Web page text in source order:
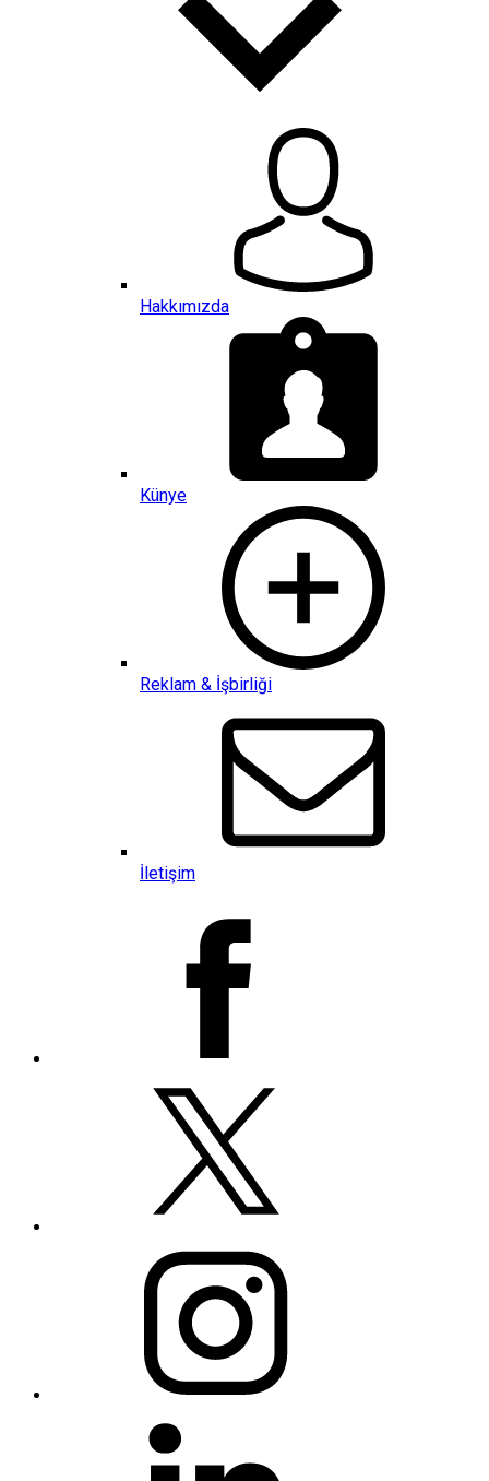
Hakkımızda
Künye
Reklam & İşbirliği
İletişim